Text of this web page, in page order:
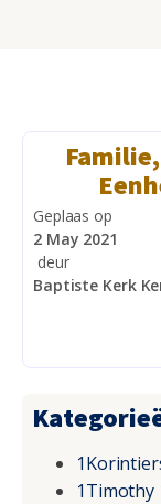
Geplaas op
2 May 2021
deur
Baptiste Kerk
1Timothy